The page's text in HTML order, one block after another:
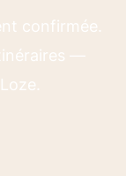
confirmée.
—